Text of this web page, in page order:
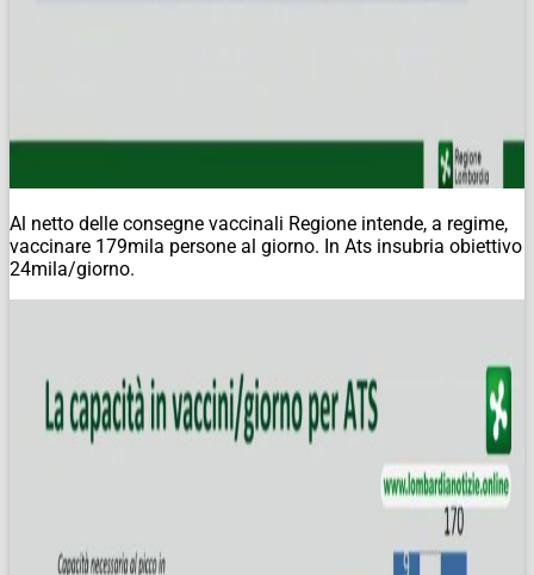
Al netto delle consegne vaccinali Regione intende, a regime,
vaccinare 179mila persone al giorno. In Ats insubria obiettivo
24mila/giorno.